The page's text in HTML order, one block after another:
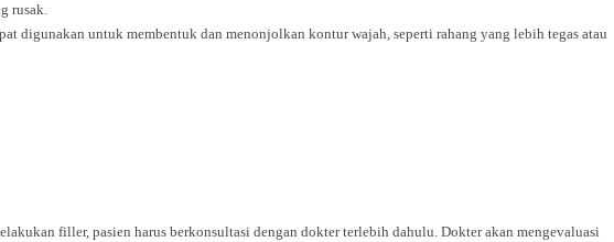
rusak.
digunakan untuk membentuk dan menonjolkan kontur wajah, seperti rahang yang lebih tegas atau
filler, pasien harus berkonsultasi dengan dokter terlebih dahulu. Dokter akan mengevaluasi